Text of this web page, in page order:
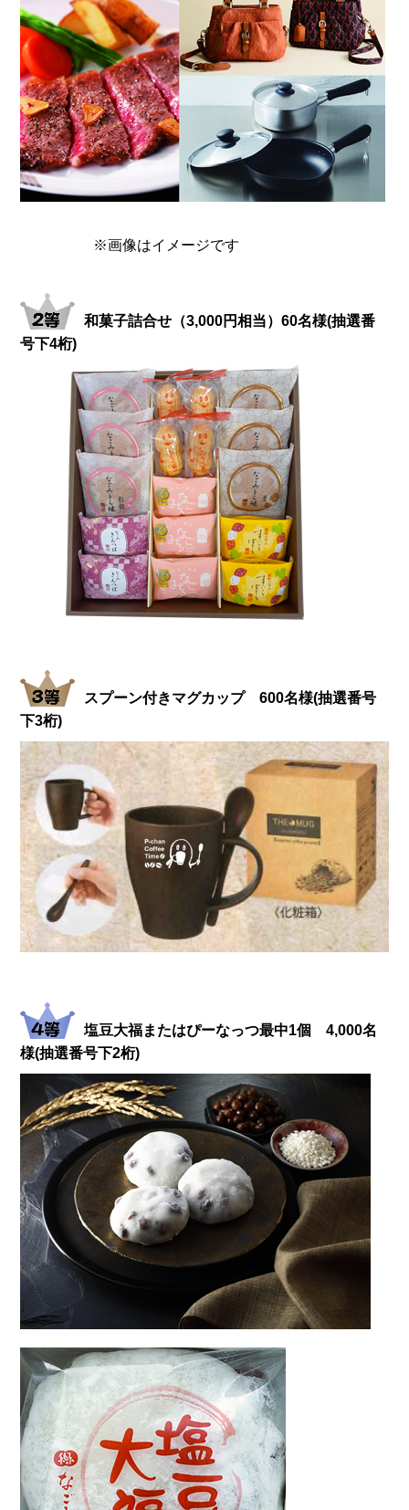
※画像はイメージです
和菓子詰合せ（3,000円相当）60名様(抽選番
号下4桁)
スプーン付きマグカップ 600名様(抽選番号
下3桁)
塩豆大福またはぴーなっつ最中1個 4,000名
様(抽選番号下2桁)